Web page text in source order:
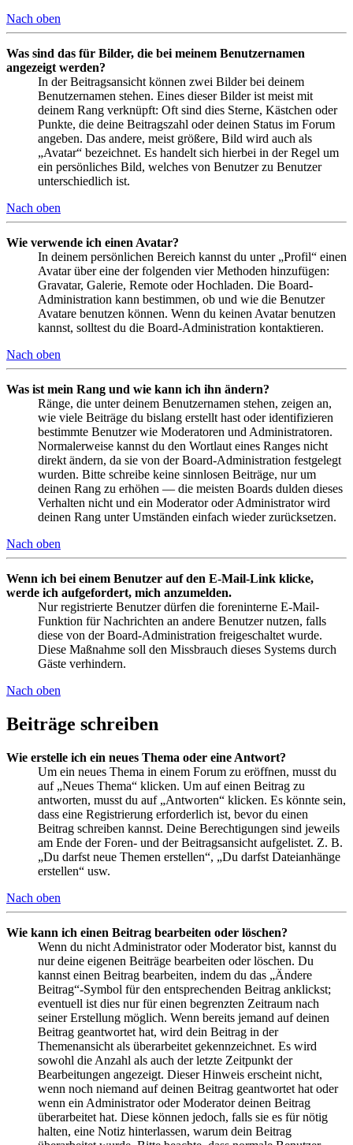
Nach oben
Was sind das für Bilder, die bei meinem Benutzernamen
angezeigt werden?
In der Beitragsansicht können zwei Bilder bei deinem
Benutzernamen stehen. Eines dieser Bilder ist meist mit
deinem Rang verknüpft: Oft sind dies Sterne, Kästchen oder
Punkte, die deine Beitragszahl oder deinen Status im Forum
angeben. Das andere, meist größere, Bild wird auch als
„Avatar“ bezeichnet. Es handelt sich hierbei in der Regel um
ein persönliches Bild, welches von Benutzer zu Benutzer
unterschiedlich ist.
Nach oben
Wie verwende ich einen Avatar?
In deinem persönlichen Bereich kannst du unter „Profil“ einen
Avatar über eine der folgenden vier Methoden hinzufügen:
Gravatar, Galerie, Remote oder Hochladen. Die Board-
Administration kann bestimmen, ob und wie die Benutzer
Avatare benutzen können. Wenn du keinen Avatar benutzen
kannst, solltest du die Board-Administration kontaktieren.
Nach oben
Was ist mein Rang und wie kann ich ihn ändern?
Ränge, die unter deinem Benutzernamen stehen, zeigen an,
wie viele Beiträge du bislang erstellt hast oder identifizieren
bestimmte Benutzer wie Moderatoren und Administratoren.
Normalerweise kannst du den Wortlaut eines Ranges nicht
direkt ändern, da sie von der Board-Administration festgelegt
wurden. Bitte schreibe keine sinnlosen Beiträge, nur um
deinen Rang zu erhöhen — die meisten Boards dulden dieses
Verhalten nicht und ein Moderator oder Administrator wird
deinen Rang unter Umständen einfach wieder zurücksetzen.
Nach oben
Wenn ich bei einem Benutzer auf den E-Mail-Link klicke,
werde ich aufgefordert, mich anzumelden.
Nur registrierte Benutzer dürfen die foreninterne E-Mail-
Funktion für Nachrichten an andere Benutzer nutzen, falls
diese von der Board-Administration freigeschaltet wurde.
Diese Maßnahme soll den Missbrauch dieses Systems durch
Gäste verhindern.
Nach oben
Beiträge schreiben
Wie erstelle ich ein neues Thema oder eine Antwort?
Um ein neues Thema in einem Forum zu eröffnen, musst du
auf „Neues Thema“ klicken. Um auf einen Beitrag zu
antworten, musst du auf „Antworten“ klicken. Es könnte sein,
dass eine Registrierung erforderlich ist, bevor du einen
Beitrag schreiben kannst. Deine Berechtigungen sind jeweils
am Ende der Foren- und der Beitragsansicht aufgelistet. Z. B.
„Du darfst neue Themen erstellen“, „Du darfst Dateianhänge
erstellen“ usw.
Nach oben
Wie kann ich einen Beitrag bearbeiten oder löschen?
Wenn du nicht Administrator oder Moderator bist, kannst du
nur deine eigenen Beiträge bearbeiten oder löschen. Du
kannst einen Beitrag bearbeiten, indem du das „Ändere
Beitrag“-Symbol für den entsprechenden Beitrag anklickst;
eventuell ist dies nur für einen begrenzten Zeitraum nach
seiner Erstellung möglich. Wenn bereits jemand auf deinen
Beitrag geantwortet hat, wird dein Beitrag in der
Themenansicht als überarbeitet gekennzeichnet. Es wird
sowohl die Anzahl als auch der letzte Zeitpunkt der
Bearbeitungen angezeigt. Dieser Hinweis erscheint nicht,
wenn noch niemand auf deinen Beitrag geantwortet hat oder
wenn ein Administrator oder Moderator deinen Beitrag
überarbeitet hat. Diese können jedoch, falls sie es für nötig
halten, eine Notiz hinterlassen, warum dein Beitrag